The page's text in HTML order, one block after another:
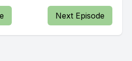
Next Episode